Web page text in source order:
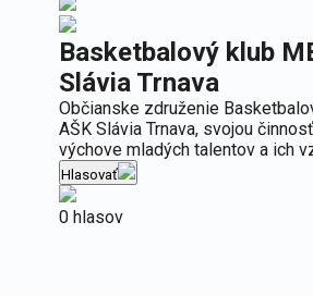
Basketbalový klub
Slávia Trnava
Občianske združenie
AŠK Slávia Trnava, svojou
výchove mladých talentov a ich
Hlasovať
0 hlasov